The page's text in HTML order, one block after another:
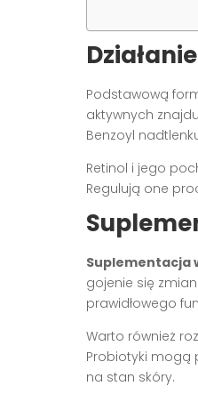
Podstawową
aktywnych
Benzoyl
Retinol i jego
Regulują one
Suplementacja
gojenie się
prawidłowego
Warto również
Probiotyki mogą
na stan skóry.